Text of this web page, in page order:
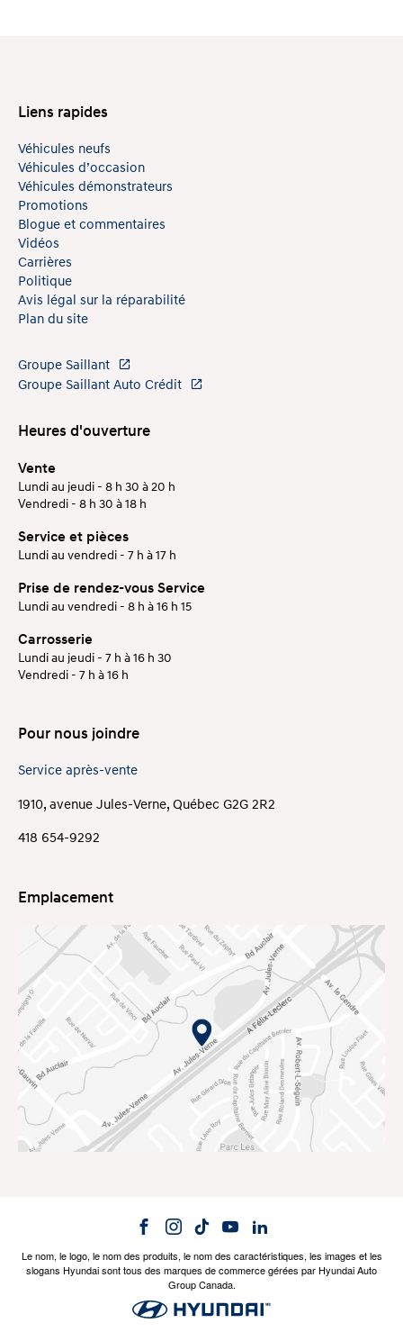
Liens rapides
Véhicules neufs
Véhicules d’occasion
Véhicules démonstrateurs
Promotions
Blogue et commentaires
Vidéos
Carrières
Politique
Avis légal sur la réparabilité
Plan du site
Groupe Saillant
Groupe Saillant Auto Crédit
Heures d'ouverture
Vente
Lundi au jeudi - 8 h 30 à 20 h
Vendredi - 8 h 30 à 18 h
Service et pièces
Lundi au vendredi - 7 h à 17 h
Prise de rendez-vous Service
Lundi au vendredi - 8 h à 16 h 15
Carrosserie
Lundi au jeudi - 7 h à 16 h 30
Vendredi - 7 h à 16 h
Pour nous joindre
Service après-vente
1910, avenue Jules-Verne, Québec G2G 2R2
418 654-9292
Emplacement
Le nom, le logo, le nom des produits, le nom des caractéristiques, les images et les
slogans Hyundai sont tous des marques de commerce gérées par Hyundai Auto
Group Canada.